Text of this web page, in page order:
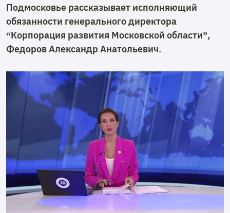
Подмосковье рассказывает исполняющий
обязанности генерального директора
“Корпорация развития Московской области”,
Федоров Александр Анатольевич.